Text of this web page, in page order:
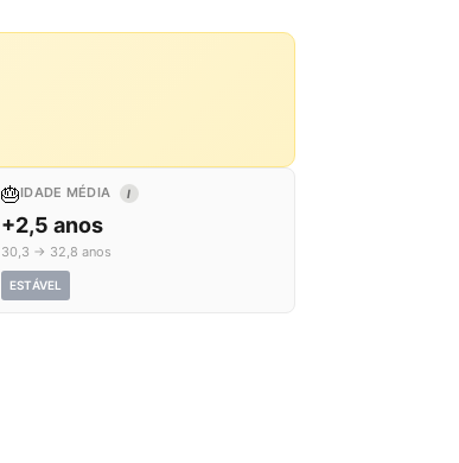
🎂IDADE MÉDIA I
+2,5 anos
30,3 → 32,8 anos
ESTÁVEL